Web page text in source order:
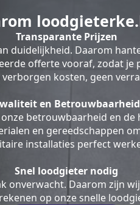
Transparante Prijzen
duidelijkheid. Daarom
offerte vooraf, zodat je
verborgen kosten, geen
en Betrouwbaarheid
betrouwbaarheid en de
en gereedschappen
installaties perfect
Snel loodgieter nodig
onverwacht. Daarom zijn
op onze snelle